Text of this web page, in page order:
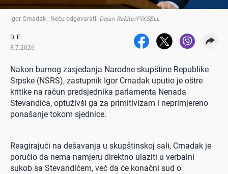
Igor Crnadak : Neću odgovarati. Dejan Rakita/PIXSELL
D. E.
8.7.2026
Nakon burnog zasjedanja Narodne skupštine Republike
Srpske (NSRS), zastupnik Igor Crnadak uputio je oštre
kritike na račun predsjednika parlamenta Nenada
Stevandića, optuživši ga za primitivizam i neprimjereno
ponašanje tokom sjednice.
Reagirajući na dešavanja u skupštinskoj sali, Crnadak je
poručio da nema namjeru direktno ulaziti u verbalni
sukob sa Stevandićem, već da će konačni sud o